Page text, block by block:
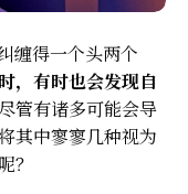
缠得一个头两个
，有时也会发现自
管有诸多可能会导
其中寥寥几种视为
？